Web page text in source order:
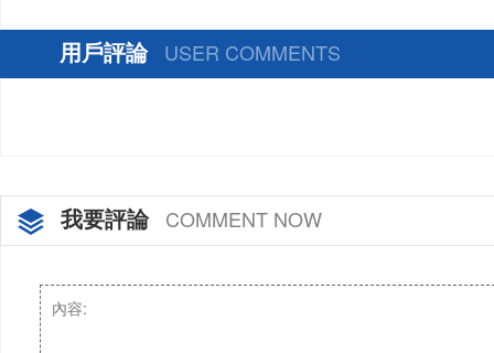
用戶評論 USER COMMENTS
我要評論 COMMENT NOW